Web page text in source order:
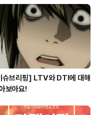
슈브리핑] LTV와 DTI에 대해
보아요!